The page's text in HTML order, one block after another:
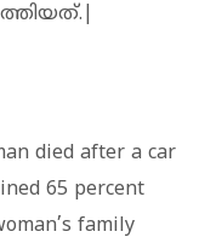
died after a car
65 percent
family